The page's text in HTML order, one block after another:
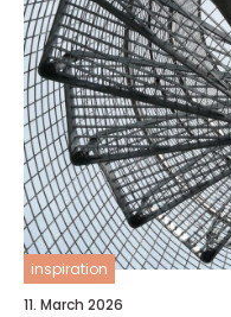
inspiration
11. March 2026